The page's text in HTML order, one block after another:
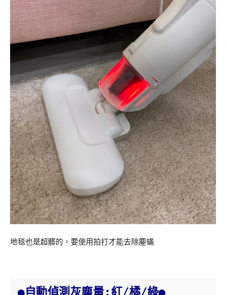
地毯也是超髒的，要使用拍打才能去除塵蟎
●自動偵測灰塵量:紅/橘/綠●